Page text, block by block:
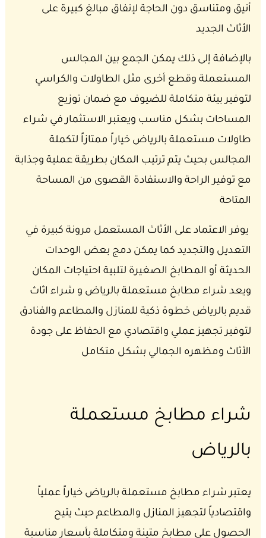
أنيق ومتناسق دون الحاجة لإنفاق مبالغ كبيرة على
الأثاث الجديد
بالإضافة إلى ذلك يمكن الجمع بين المجالس
المستعملة وقطع أخرى مثل الطاولات والكراسي
لتوفير بيئة متكاملة للضيوف مع ضمان توزيع
المساحات بشكل مناسب ويعتبر الاستثمار في شراء
طاولات مستعملة بالرياض خياراً ممتازاً لتكملة
المجالس بحيث يتم ترتيب المكان بطريقة عملية وجذابة
مع توفير الراحة والاستفادة القصوى من المساحة
المتاحة
يوفر الاعتماد على الأثاث المستعمل مرونة كبيرة في
التعديل والتجديد كما يمكن دمج بعض الوحدات
الحديثة أو المطابخ الصغيرة لتلبية احتياجات المكان
ويعد شراء مطابخ مستعملة بالرياض و شراء اثاث
قديم بالرياض خطوة ذكية للمنازل والمطاعم والفنادق
لتوفير تجهيز عملي واقتصادي مع الحفاظ على جودة
الأثاث ومظهره الجمالي بشكل متكامل
شراء مطابخ مستعملة
بالرياض
يعتبر شراء مطابخ مستعملة بالرياض خياراً عملياً
واقتصادياً لتجهيز المنازل والمطاعم حيث يتيح
الحصول على مطابخ متينة ومتكاملة بأسعار مناسبة